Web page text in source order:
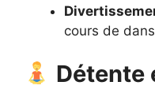
cours de
Détente